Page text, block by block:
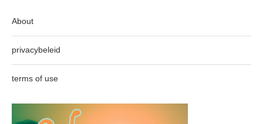
About
privacybeleid
terms of use